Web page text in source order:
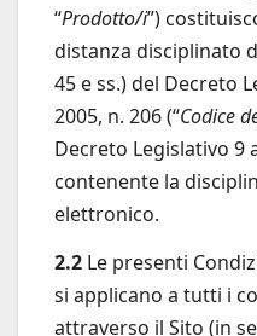
“Prodotto/i”)
distanza disciplinato
45 e ss.) del Decreto
2005, n. 206 (“Codice
Decreto Legislativo 9
contenente la
elettronico.
2.2 Le presenti
si applicano a tutti i
attraverso il Sito (in